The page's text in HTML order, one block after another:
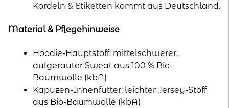
Kordeln & Etiketten kommt aus Deutschland.
Material & Pflegehinweise
Hoodie-Hauptstoff: mittelschwerer,
aufgerauter Sweat aus 100 % Bio-
Baumwolle (kbA)
Kapuzen-Innenfutter: leichter Jersey-Stoff
aus Bio-Baumwolle (kbA)